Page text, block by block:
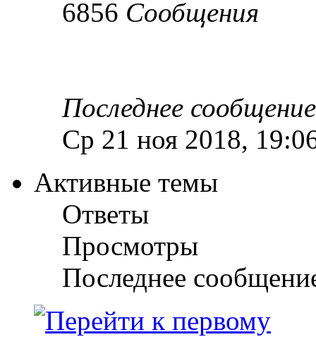
6856 Сообщения
Последнее сообщение
Ср 21 ноя 2018,
Активные темы
Ответы
Просмотры
Последнее